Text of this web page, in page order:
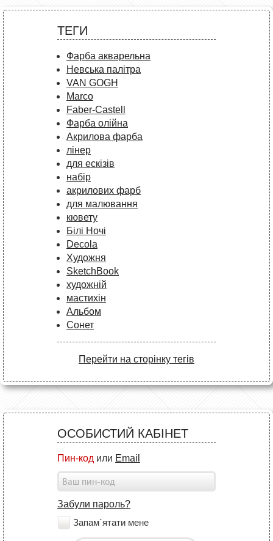
ТЕГИ
Фарба акварельна
Невська палітра
VAN GOGH
Marco
Faber-Castell
Фарба олійна
Акрилова фарба
лінер
для ескізів
набір
акрилових фарб
для малювання
кювету
Білі Ночі
Decola
Художня
SketchBook
художній
мастихін
Альбом
Сонет
Перейти на сторінку тегів
ОСОБИСТИЙ КАБІНЕТ
Пин-код или Email
Забули пароль?
Запам`ятати мене